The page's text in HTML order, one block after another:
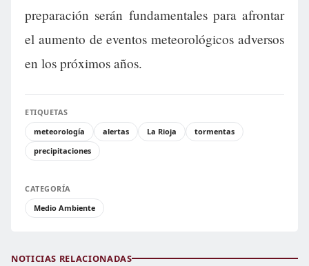
preparación serán fundamentales para afrontar
el aumento de eventos meteorológicos adversos
en los próximos años.
ETIQUETAS
meteorología
alertas La Rioja
tormentas
precipitaciones
CATEGORÍA
Medio Ambiente
NOTICIAS RELACIONADAS